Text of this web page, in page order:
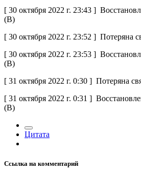
[ 30 октября 2022 г. 23:43 ]
(B)
[ 30 октября 2022 г. 23:52 ] Потеряна
[ 30 октября 2022 г. 23:53 ]
(B)
[ 31 октября 2022 г. 0:30 ] Потеряна
[ 31 октября 2022 г. 0:31 ]
(B)
Цитата
Ссылка на комментарий